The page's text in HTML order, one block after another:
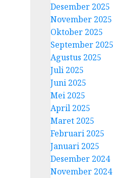
Desember 2025
November 2025
Oktober 2025
September 2025
Agustus 2025
Juli 2025
Juni 2025
Mei 2025
April 2025
Maret 2025
Februari 2025
Januari 2025
Desember 2024
November 2024